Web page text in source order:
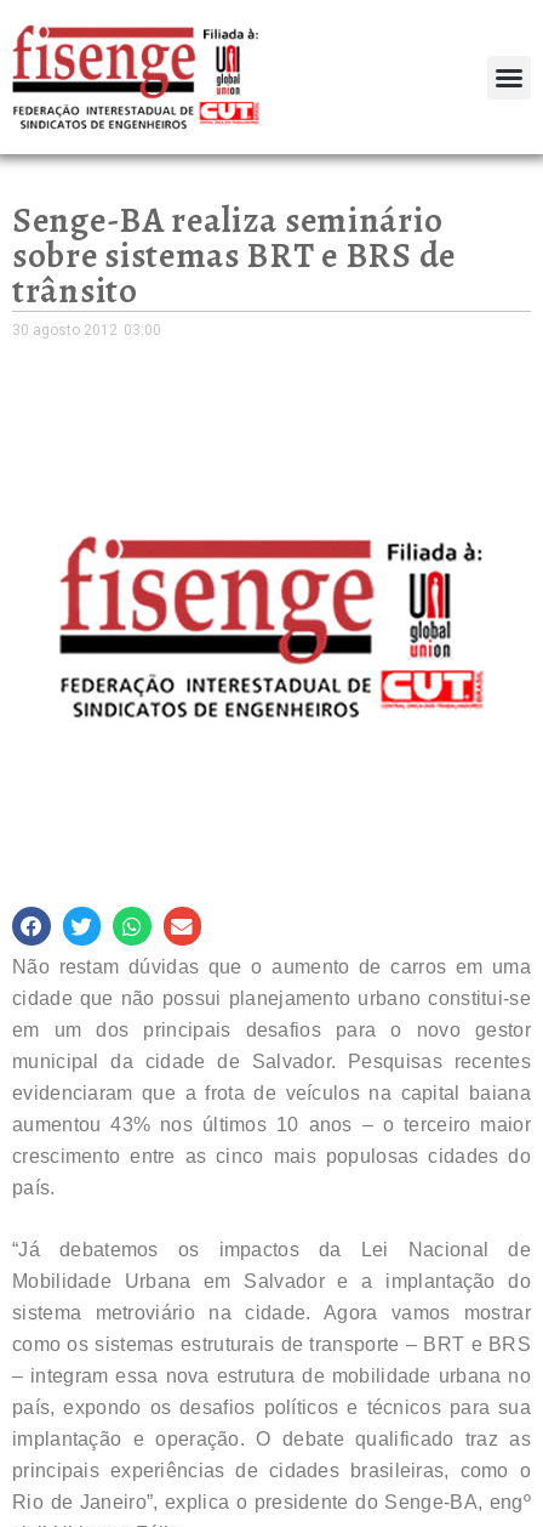
Senge-BA realiza seminário
sobre sistemas BRT e BRS de
trânsito
30 agosto 2012 03:00
Não restam dúvidas que o aumento de carros em uma
cidade que não possui planejamento urbano constitui-se
em um dos principais desafios para o novo gestor
municipal da cidade de Salvador. Pesquisas recentes
evidenciaram que a frota de veículos na capital baiana
aumentou 43% nos últimos 10 anos – o terceiro maior
crescimento entre as cinco mais populosas cidades do
país.
“Já debatemos os impactos da Lei Nacional de
Mobilidade Urbana em Salvador e a implantação do
sistema metroviário na cidade. Agora vamos mostrar
como os sistemas estruturais de transporte – BRT e BRS
– integram essa nova estrutura de mobilidade urbana no
país, expondo os desafios políticos e técnicos para sua
implantação e operação. O debate qualificado traz as
principais experiências de cidades brasileiras, como o
Rio de Janeiro”, explica o presidente do Senge-BA, engº